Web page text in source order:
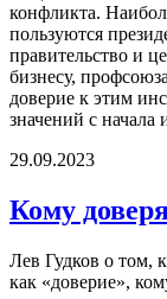
конфликта.
пользуются
правительство и
бизнесу,
доверие к этим
значений с начала
29.09.2023
Кому
Лев Гудков о том,
как «доверие»,